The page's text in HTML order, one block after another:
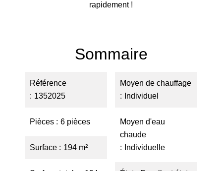
rapidement !
Sommaire
Référence
1352025
Pièces 6 pièces
Surface 194 m²
Moyen de chauffage
Individuel
Moyen d'eau
chaude
Individuelle